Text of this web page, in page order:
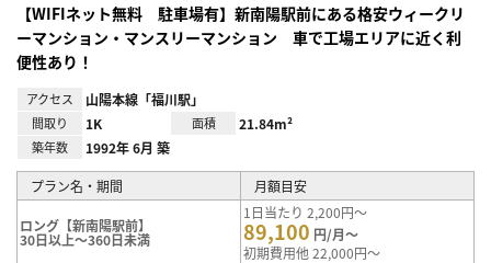
【WIFIネット無料 駐車場有】新南陽駅前にある格安ウィークリ
ーマンション・マンスリーマンション 車で工場エリアに近く利
便性あり！
アクセス 山陽本線「福川駅」
間取り 1K 面積 21.84m²
築年数 1992年 6月 築
プラン名・期間 月額目安
ロング【新南陽駅前】
30日以上～360日未満
1日当たり 2,200円～
89,100 円/月～
初期費用他 22,000円～